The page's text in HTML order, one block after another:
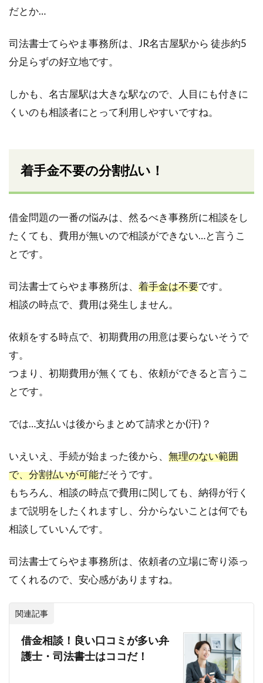
だとか…
司法書士てらやま事務所は、JR名古屋駅から 徒歩約5
分足らずの好立地です。
しかも、名古屋駅は大きな駅なので、人目にも付きに
くいのも相談者にとって利用しやすいですね。
着手金不要の分割払い！
借金問題の一番の悩みは、然るべき事務所に相談をし
たくても、費用が無いので相談ができない…と言うこ
とです。
司法書士てらやま事務所は、 着手金は不要です。
相談の時点で、費用は発生しません。
依頼をする時点で、初期費用の用意は要らないそうで
す。
つまり、初期費用が無くても、依頼ができると言うこ
とです。
では…支払いは後からまとめて請求とか(汗)？
いえいえ、手続が始まった後から、 無理のない範囲
で、分割払いが可能だそうです。
もちろん、相談の時点で費用に関しても、納得が行く
まで説明をしたくれますし、分からないことは何でも
相談していいんです。
司法書士てらやま事務所は、依頼者の立場に寄り添っ
てくれるので、安心感がありますね。
関連記事
借金相談！良い口コミが多い弁
護士・司法書士はココだ！